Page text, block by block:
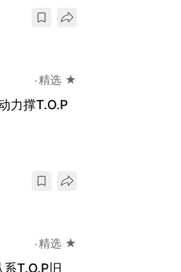
精选 ★
力撑T.O.P
精选 ★
T.O.P旧